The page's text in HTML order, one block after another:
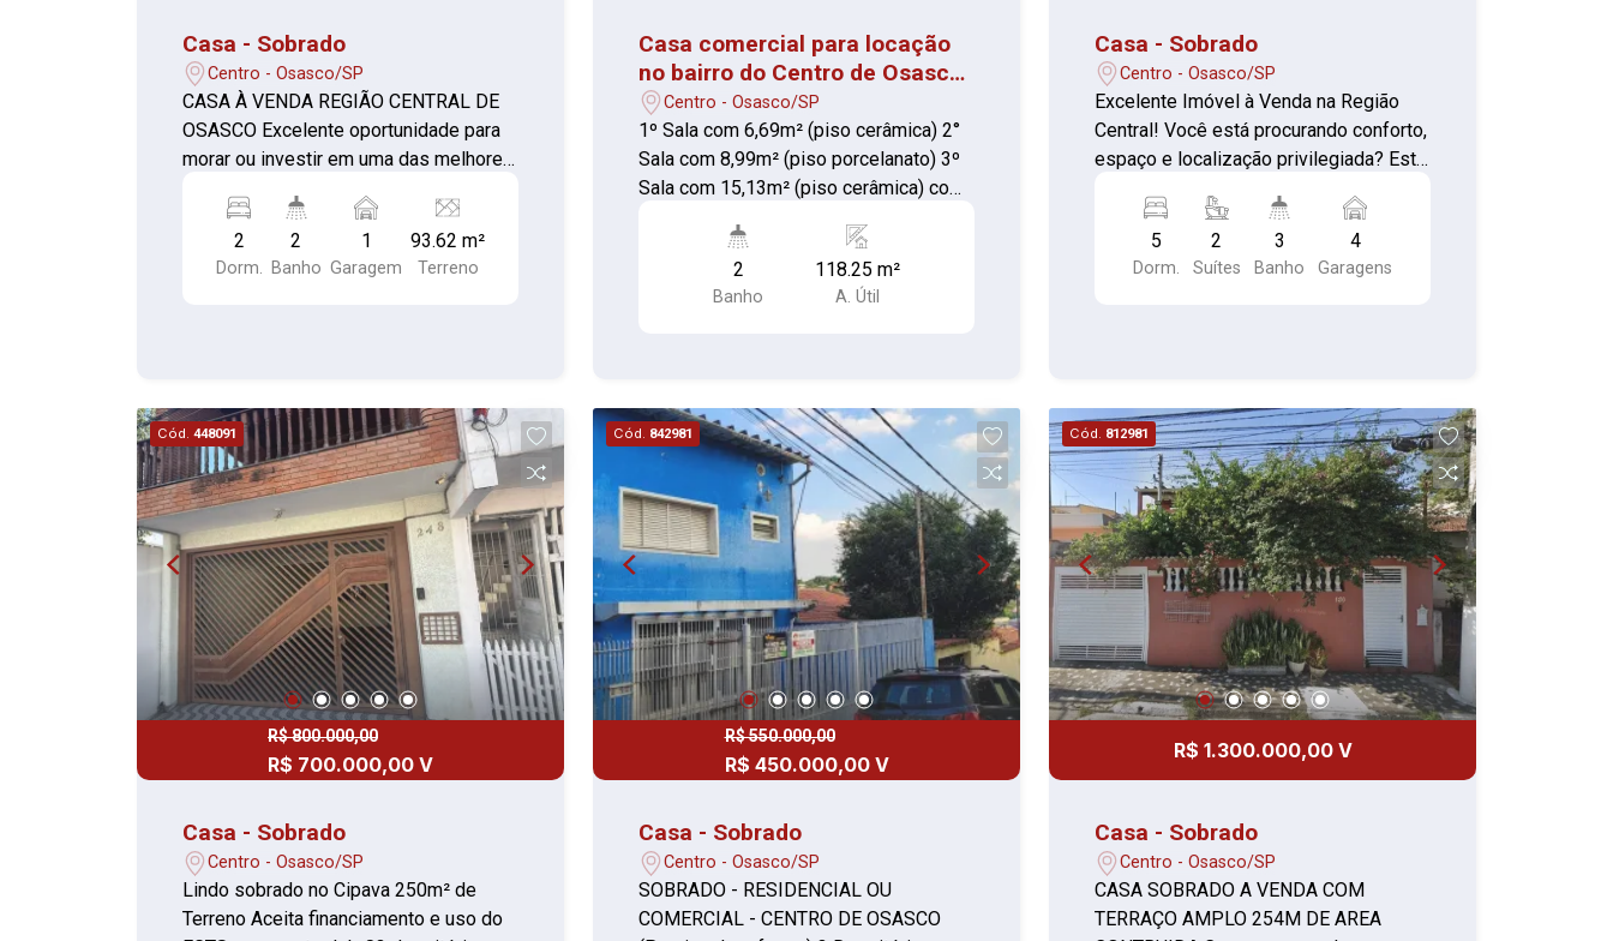
Casa - Sobrado
Centro - Osasco/SP
CASA À VENDA REGIÃO CENTRAL DE
OSASCO Excelente oportunidade para
morar ou investir em uma das melhores
conta com: Garagem para 1 carro Sala
ampla Cozinha Banheiro social
Lavanderia Entrada lateral independente
ampliações. Localizada na região
central de Osasco, com fácil acesso ao
comércio, escolas, transporte público,
serviços e principais vias da cidade.
Entre em contato para mais
informações e agendamento de visita.
2
Dorm.
2
Banho
1
Garagem
93.62 m²
Terreno
Casa comercial para locação
no bairro do Centro de Osasco-
SP.Centro - Osasco/SP
1º Sala com 6,69m² (piso cerâmica) 2°
Sala com 8,99m² (piso porcelanato) 3º
Sala com 15,13m² (piso cerâmica) com
porcelanato) 5º Sala com 10,43m² (piso
porcelanato) 7º Sala com 2,75m² (piso
porcelanato) Copa 3,07m² (piso
cerâmica) 1° Cozinha 12m² (piso
porcelanato) 02 Banheiros (piso
cerâmica) Área de serviço (piso
cerâmica) Quintal com 11,30m²
Localização estratégica, em uma das
ruas mais movimentadas e comerciais
de Osasco, Grande fluxo de pedestres
e veículos. Próximo a bancos
(Bradesco e Caixa Econonica), lojas,
restaurantes, transporte público e
comércios em geral Ideal para lojas,
estética, entre outros Excelente
oportunidade para quem busca
visibilidade e praticidade no centro da
cidade! Entre em contato e agende uma
2
Banho
118.25 m²
A. Útil
Casa - Sobrado
Centro - Osasco/SP
Excelente Imóvel à Venda na Região
Central! Você está procurando conforto,
espaço e localização privilegiada? Este
Região Central Dormitórios: 5 quartos,
sendo 1 suíte com armários planejados
Ambientes amplos e bem distribuídos:
com armários planejados Garagem: 2
vagas cobertas 2 vagas descobertas
Área externa: Jardim na frente do
imóvel Espaço de lazer completo com:
Piscina Salão de festas com banheiros
masculino e feminino Churrasqueira
Imóvel ideal para famílias grandes ou
para quem busca espaço e praticidade
no coração da cidade. Não perca esta
oportunidade! Entre em contato para
mais informações ou agendar uma
5
Dorm.
2
Suítes
3
Banho
4
Garagens
Cód. 448091
R$ 800.000,00
R$ 700.000,00 V
Casa - Sobrado
Centro - Osasco/SP
Lindo sobrado no Cipava 250m² de
Terreno Aceita financiamento e uso do
Cód. 842981
R$ 550.000,00
R$ 450.000,00 V
Casa - Sobrado
Centro - Osasco/SP
SOBRADO - RESIDENCIAL OU
COMERCIAL - CENTRO DE OSASCO
Cód. 812981
R$ 1.300.000,00 V
Casa - Sobrado
Centro - Osasco/SP
CASA SOBRADO A VENDA COM
TERRAÇO AMPLO 254M DE AREA